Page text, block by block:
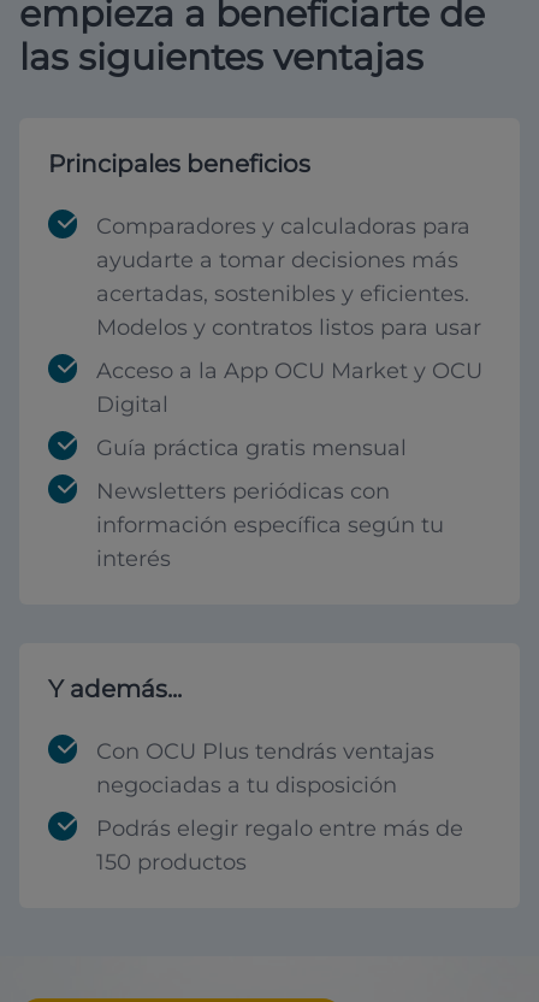
empieza a beneficiarte de
las siguientes ventajas
Principales beneficios
Comparadores y calculadoras para
ayudarte a tomar decisiones más
acertadas, sostenibles y eficientes.
Modelos y contratos listos para usar
Acceso a la App OCU Market y OCU
Digital
Guía práctica gratis mensual
Newsletters periódicas con
información específica según tu
interés
Y además...
Con OCU Plus tendrás ventajas
negociadas a tu disposición
Podrás elegir regalo entre más de
150 productos